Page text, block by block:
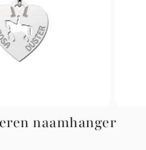
naamhanger